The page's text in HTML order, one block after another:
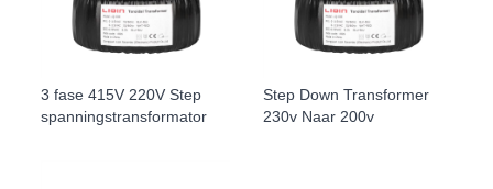
3 fase 415V 220V Step
spanningstransformator
Step Down Transformer
230v Naar 200v